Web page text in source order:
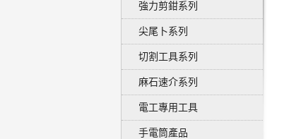
強力剪鉗系列
尖尾卜系列
切割工具系列
麻石速介系列
電工專用工具
手電筒產品